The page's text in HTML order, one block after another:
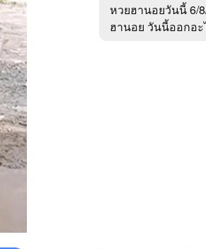
หวยฮานอยวันนี้ 6/
ฮานอย วันนี้ออกอ